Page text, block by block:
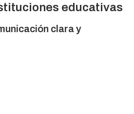
educativas
clara y